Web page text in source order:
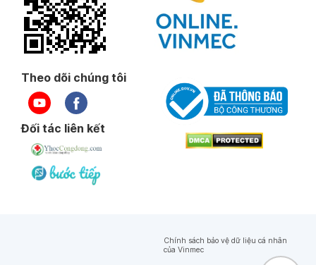
Theo dõi chúng tôi
Đối tác liên kết
Chính sách bảo vệ dữ liệu cá nhân
của Vinmec